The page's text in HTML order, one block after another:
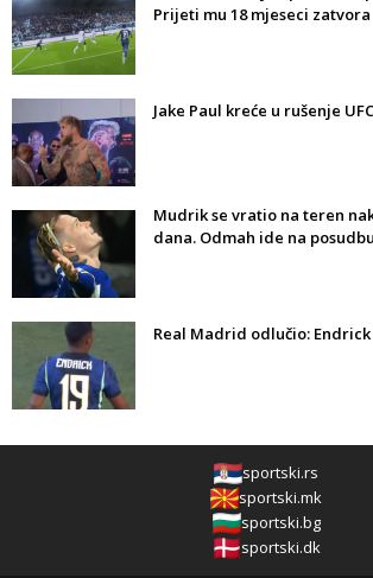
Prijeti mu 18 mjeseci zatvora
Jake Paul kreće u rušenje
Mudrik se vratio na teren
dana. Odmah ide na
Real Madrid odlučio:
sportski.rs
sportski.mk
sportski.bg
sportski.dk